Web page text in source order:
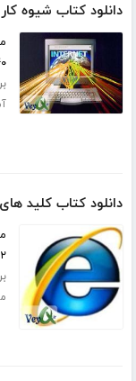
دانلود کتاب شیوه
۴۰
دانلود کتاب کلید
۲ صفحه